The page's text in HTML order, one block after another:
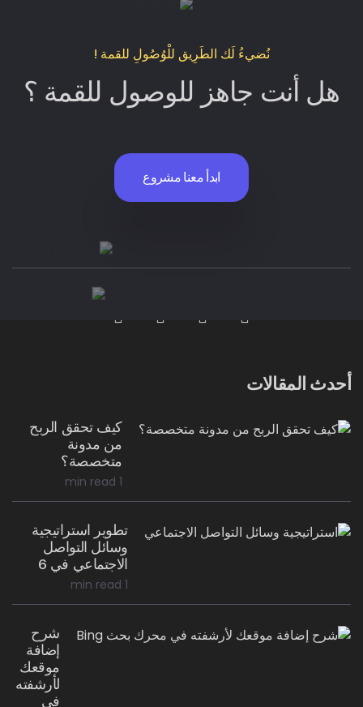
نُضيءُ لَك الطَرِيق للْوُصُولِ للقمة !
هل أنت جاهز للوصول للقمة ؟
ابدأ معنا مشروع
أحدث المقالات
كيف تحقق الربح
من مدونة
متخصصة؟
1 min read
تطوير استراتيجية
وسائل التواصل
الاجتماعي في 6
1 min read
شرح
إضافة
موقعك
لأرشفته
في